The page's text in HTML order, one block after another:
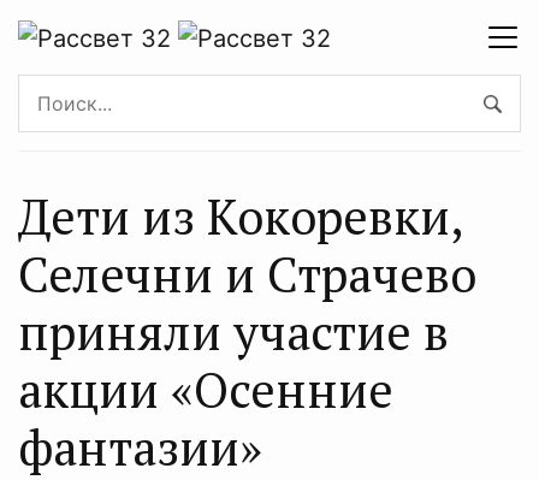
Дети из Кокоревки,
Селечни и Страчево
приняли участие в
акции «Осенние
фантазии»